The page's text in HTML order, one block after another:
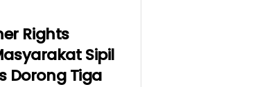
Rights
Sipil
Dorong Tiga